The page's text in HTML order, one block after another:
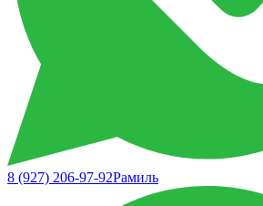
8 (927) 206-97-92Рамиль